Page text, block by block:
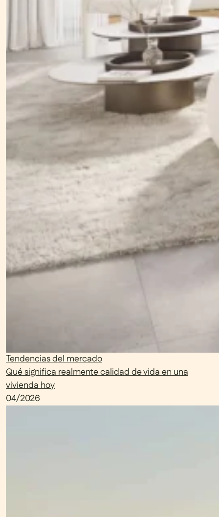
Tendencias del mercado
Qué significa realmente calidad de vida en una
vivienda hoy
04/2026